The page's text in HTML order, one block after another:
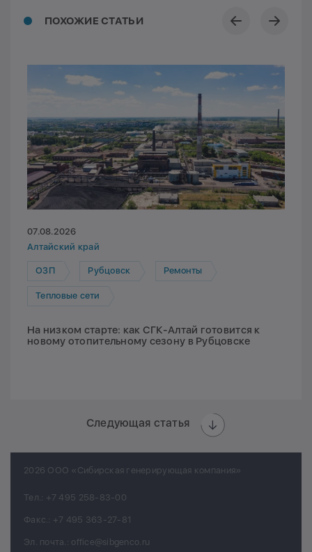
ПОХОЖИЕ СТАТЬИ
07.08.2026
Алтайский край
ОЗП Рубцовск Ремонты
Тепловые сети
На низком старте: как СГК-Алтай готовится к
новому отопительному сезону в Рубцовске
Следующая статья
2026 ООО «Сибирская генерирующая компания»
Тел.: +7 495 258-83-00
Факс.: +7 495 363-27-81
Эл. почта.: office@sibgenco.ru